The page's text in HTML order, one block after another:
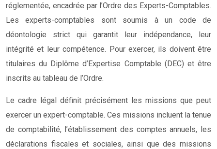
réglementée, encadrée par l’Ordre des Experts-Comptables.
Les experts-comptables sont soumis à un code de
déontologie strict qui garantit leur indépendance, leur
intégrité et leur compétence. Pour exercer, ils doivent être
titulaires du Diplôme d’Expertise Comptable (DEC) et être
inscrits au tableau de l’Ordre.
Le cadre légal définit précisément les missions que peut
exercer un expert-comptable. Ces missions incluent la tenue
de comptabilité, l’établissement des comptes annuels, les
déclarations fiscales et sociales, ainsi que des missions